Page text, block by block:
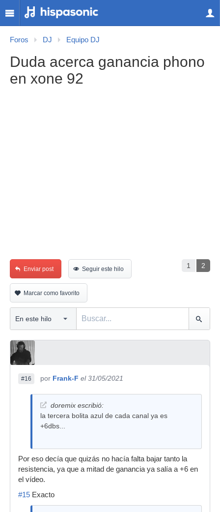
Foros DJ Equipo DJ
Duda acerca ganancia phono
en xone 92
1 2
Enviar post Seguir este hilo
Marcar como favorito
#16 por Frank-F el 31/05/2021
doremix escribió:
la tercera bolita azul de cada canal ya es
+6dbs...
Por eso decía que quizás no hacía falta bajar tanto la
resistencia, ya que a mitad de ganancia ya salía a +6 en
el vídeo.
#15 Exacto